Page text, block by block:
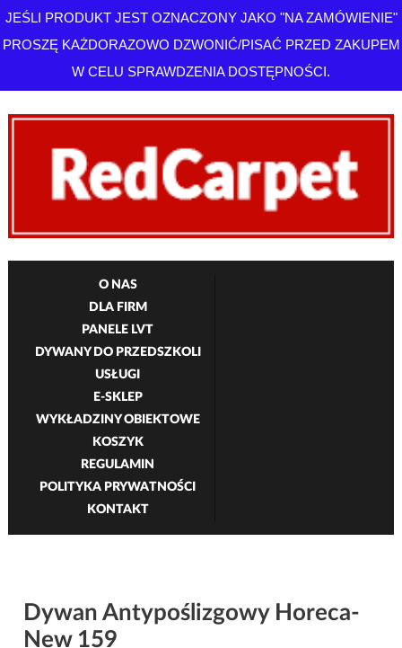
JEŚLI PRODUKT JEST OZNACZONY JAKO "NA ZAMÓWIENIE"
PROSZĘ KAŻDORAZOWO DZWONIĆ/PISAĆ PRZED ZAKUPEM
W CELU SPRAWDZENIA DOSTĘPNOŚCI.
O NAS
DLA FIRM
PANELE LVT
DYWANY DO PRZEDSZKOLI
USŁUGI
E-SKLEP
WYKŁADZINY OBIEKTOWE
KOSZYK
REGULAMIN
POLITYKA PRYWATNOŚCI
KONTAKT
Dywan Antypoślizgowy Horeca-
New 159